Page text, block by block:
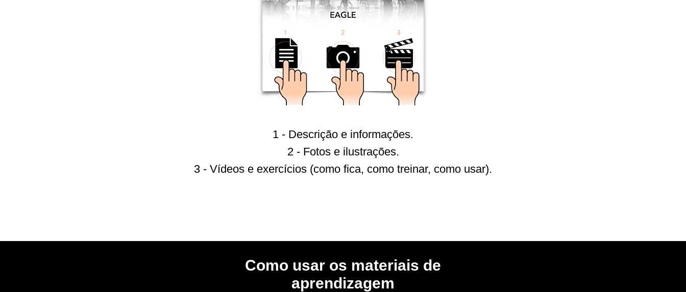
1 - Descrição e informações.
2 - Fotos e ilustrações.
3 - Vídeos e exercícios (como fica, como treinar, como usar).
Como usar os materiais de
aprendizagem